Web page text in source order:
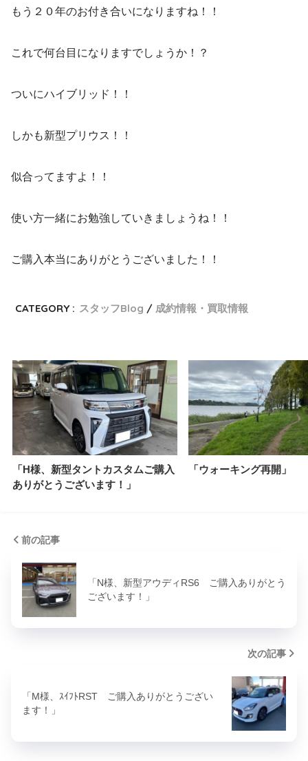
もう２０年のお付き合いになりますね！！
これで何台目になりますでしょうか！？
ついにハイブリッド！！
しかも新型プリウス！！
似合ってますよ！！
使い方一緒にお勉強していきましょうね！！
ご購入本当にありがとうございました！！
CATEGORY : スタッフBlog 成約情報・買取情報
「H様、新型タントカスタムご購入
ありがとうございます！」
「ウォーキング再開」
前の記事
「N様、新型アウディRS6 ご購入ありがとう
ございます！」
次の記事
「M様、ｽｲﾌﾄRST ご購入ありがとうござい
ます！」